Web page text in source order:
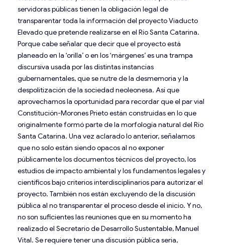
servidoras públicas tienen la obligación legal de
transparentar toda la información del proyecto Viaducto
Elevado que pretende realizarse en el Río Santa Catarina.
Porque cabe señalar que decir que el proyecto está
planeado en la ‘orilla’ o en los ‘márgenes’ es una trampa
discursiva usada por las distintas instancias
gubernamentales, que se nutre de la desmemoria y la
despolitización de la sociedad neoleonesa. Así que
aprovechamos la oportunidad para recordar que el par vial
Constitución-Morones Prieto están construidas en lo que
originalmente formó parte de la morfología natural del Río
Santa Catarina. Una vez aclarado lo anterior, señalamos
que no solo están siendo opacos al no exponer
públicamente los documentos técnicos del proyecto, los
estudios de impacto ambiental y los fundamentos legales y
científicos bajo criterios interdisciplinarios para autorizar el
proyecto. También nos están excluyendo de la discusión
pública al no transparentar el proceso desde el inicio. Y no,
no son suficientes las reuniones que en su momento ha
realizado el Secretario de Desarrollo Sustentable, Manuel
Vital. Se requiere tener una discusión pública seria,